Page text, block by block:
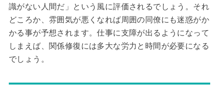
識がない人間だ」という風に評価されるでしょう。それ
どころか、雰囲気が悪くなれば周囲の同僚にも迷惑がか
かる事が予想されます。仕事に支障が出るようになって
しまえば、関係修復には多大な労力と時間が必要になる
でしょう。